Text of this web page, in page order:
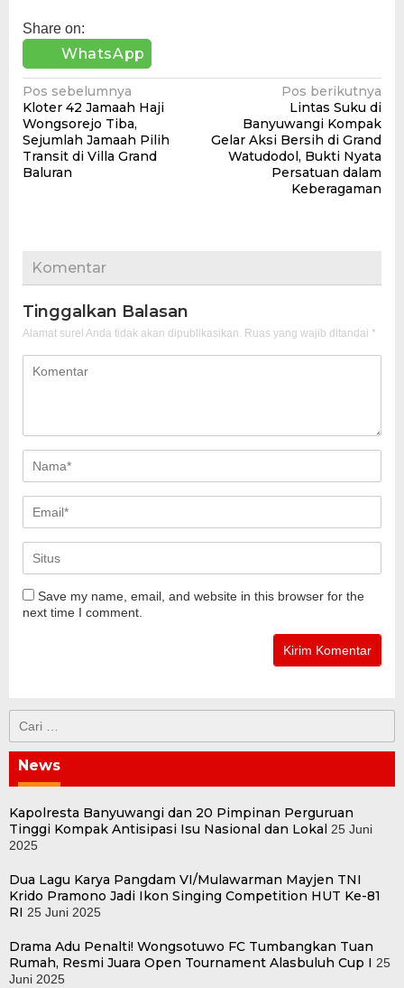
Share on:
WhatsApp
Navigasi
pos
Pos sebelumnya
Kloter 42 Jamaah Haji
Wongsorejo Tiba,
Sejumlah Jamaah Pilih
Transit di Villa Grand
Baluran
Pos berikutnya
Lintas Suku di
Banyuwangi Kompak
Gelar Aksi Bersih di Grand
Watudodol, Bukti Nyata
Persatuan dalam
Keberagaman
Komentar
Tinggalkan Balasan
Alamat surel Anda tidak akan dipublikasikan. Ruas yang wajib ditandai *
Save my name, email, and website in this browser for the
next time I comment.
untuk:
News
Kapolresta Banyuwangi dan 20 Pimpinan Perguruan
Tinggi Kompak Antisipasi Isu Nasional dan Lokal 25 Juni
2025
Dua Lagu Karya Pangdam VI/Mulawarman Mayjen TNI
Krido Pramono Jadi Ikon Singing Competition HUT Ke-81
RI 25 Juni 2025
Drama Adu Penalti! Wongsotuwo FC Tumbangkan Tuan
Rumah, Resmi Juara Open Tournament Alasbuluh Cup I 25
Juni 2025